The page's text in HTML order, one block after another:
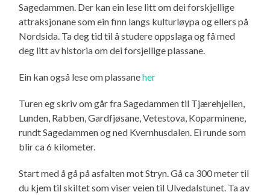
Sagedammen. Der kan ein lese litt om dei forskjellige
attraksjonane som ein finn langs kulturløypa og ellers på
Nordsida. Ta deg tid til å studere oppslaga og få med
deg litt av historia om dei forsjellige plassane.
Ein kan også lese om plassaneher
Turen eg skriv om går fra Sagedammen til Tjærehjellen,
Lunden, Rabben, Gardfjøsane, Vetestova, Koparminene,
rundt Sagedammen og ned Kvernhusdalen. Ei runde som
blir ca 6 kilometer.
Start med å gå på asfalten mot Stryn. Gå ca 300 meter til
du kjem til skiltet som viser veien til Ulvedalstunet. Ta av